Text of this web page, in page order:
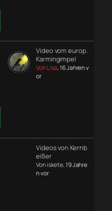
Video vom europ.
Karmingimpel
Von Lisa, 16 Jahren v
or
Videos von Kernb
eißer
Von iskete, 19 Jahre
n vor